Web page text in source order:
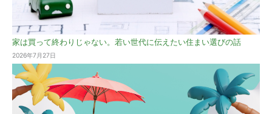
家は買って終わりじゃない。若い世代に伝えたい住まい選びの話
2026年7月27日